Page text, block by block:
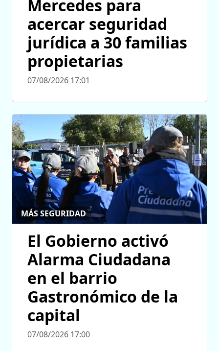
Mercedes para
acercar seguridad
jurídica a 30 familias
propietarias
07/08/2026 17:01
MÁS SEGURIDAD
El Gobierno activó
Alarma Ciudadana
en el barrio
Gastronómico de la
capital
07/08/2026 17:00